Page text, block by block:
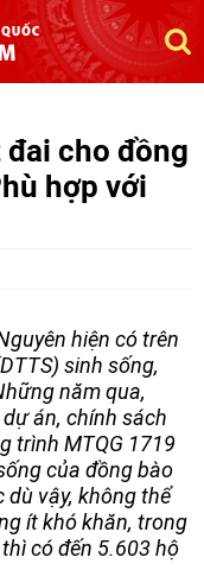
cho đồng
hợp với
hiện có trên
sinh sống,
năm qua,
án, chính sách
trình MTQG 1719
của đồng bào
dù vậy, không thể
ít khó khăn, trong
có đến 5.603 hộ